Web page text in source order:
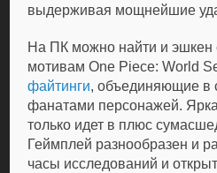
выдерживая мощнейшие
На ПК можно найти и
мотивам One Piece: World
файтинги, объединяющие в
фанатами персонажей.
только идет в плюс
Геймплей разнообразен и
часы исследований и